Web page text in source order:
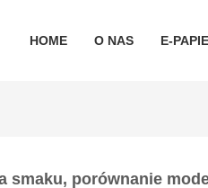
HOME O NAS E-
smaku, porównanie